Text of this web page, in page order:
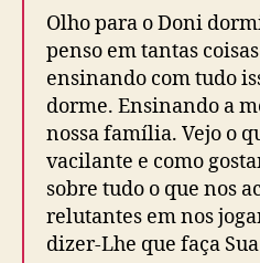
Olho para o Doni
penso em tantas
ensinando com tudo
dorme. Ensinando a
nossa família. Vejo o
vacilante e como
sobre tudo o que nos
relutantes em nos
dizer-Lhe que faça